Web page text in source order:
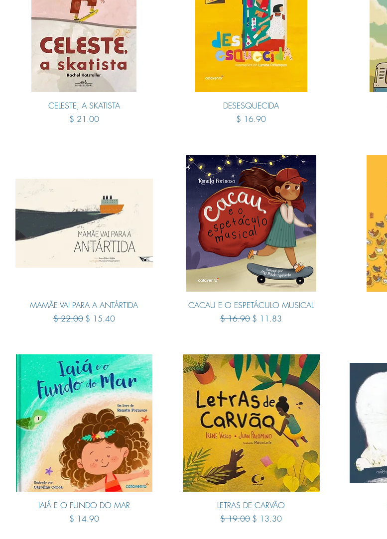
Quick View
CELESTE, A SKATISTA
Price
$ 21.00
Quick View
DESESQUECIDA
Price
$ 16.90
Quick View
MAMÃE VAI PARA A ANTÁRTIDA
Regular Price
$ 22.00 Sale Price
$ 15.40
Quick View
CACAU E O ESPETÁCULO MUSICAL
Regular Price
$ 16.90 Sale Price
$ 11.83
Quick View
IAIÁ E O FUNDO DO MAR
Price
$ 14.90
Quick View
LETRAS DE CARVÃO
Regular Price
$ 19.00 Sale Price
$ 13.30